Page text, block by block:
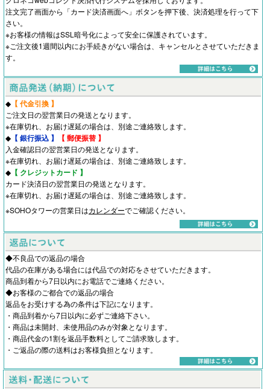
注文完了画面から「カード決済画面へ」ボタンを押下後、決済処理を行って下
さい。
※お客様の情報はSSL暗号化によって安全に保護されています。
※ご注文後1週間以内にお手続きがない場合は、キャンセルとさせていただきま
す。
◆ 【 代金引換 】
ご注文日の翌営業日の発送となります。
※在庫切れ、お届け遅延の場合は、別途ご連絡致します。
◆ 【 銀行振込 】 【 郵便振替 】
入金確認日の翌営業日の発送となります。
※在庫切れ、お届け遅延の場合は、別途ご連絡致します。
◆ 【 クレジットカード 】
カード決済日の翌営業日の発送となります。
※在庫切れ、お届け遅延の場合は、別途ご連絡致します。
※SOHOタワーの営業日はカレンダーでご確認ください。
◆不良品での返品の場合
代品の在庫がある場合には代品での対応をさせていただきます。
商品到着から7日以内にお電話でご連絡ください。
◆お客様のご都合での返品の場合
返品をお受けする為の条件は下記になります。
・商品到着から7日以内に必ずご連絡下さい。
・商品は未開封、未使用品のみが対象となります。
・商品代金の1割を返品手数料としてご請求致します。
・ご返品の際の送料はお客様負担となります。